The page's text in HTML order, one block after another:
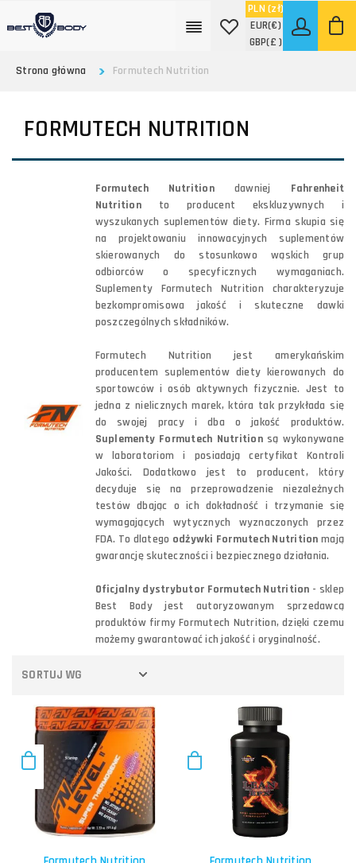
PLN (zł)
EUR(€)
GBP(£ )
Strona główna
Formutech Nutrition
FORMUTECH NUTRITION
Formutech Nutritiondawniej Fahrenheit
Nutritionto producent ekskluzywnych i
wyszukanych suplementów diety. Firma skupia się
na projektowaniu innowacyjnych suplementów
skierowanych do stosunkowo wąskich grup
odbiorców o specyficznych wymaganiach.
Suplementy Formutech Nutrition charakteryzuje
bezkompromisowa jakość i skuteczne dawki
poszczególnych składników.
Formutech Nutrition jest amerykańskim
producentem suplementów diety kierowanych do
sportowców i osób aktywnych fizycznie. Jest to
jedna z nielicznych marek, która tak przykłada się
do swojej pracy i dba o jakość produktów.
Suplementy Formutech Nutritionsą wykonywane
w laboratoriom i posiadają certyfikat Kontroli
Jakości. Dodatkowo jest to producent, który
decyduje się na przeprowadzenie niezależnych
testów dbając o ich dokładność i trzymanie się
wymagających wytycznych wyznaczonych przez
FDA. To dlatego odżywki Formutech Nutrition mają
gwarancję skuteczności i bezpiecznego działania.
Oficjalny dystrybutor Formutech Nutrition - sklep
Best Body jest autoryzowanym sprzedawcą
produktów firmy Formutech Nutrition, dzięki czemu
możemy gwarantować ich jakość i oryginalność.
SORTUJ WG